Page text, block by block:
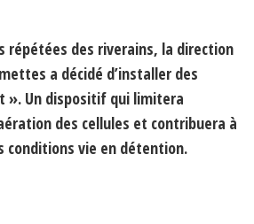
répétées des riverains, la direction
a décidé d’installer des
Un dispositif qui limitera
des cellules et contribuera à
conditions vie en détention.